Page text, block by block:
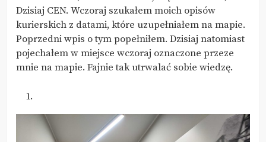
Dzisiaj CEN. Wczoraj szukałem moich opisów
kurierskich z datami, które uzupełniałem na mapie.
Poprzedni wpis o tym popełniłem. Dzisiaj natomiast
pojechałem w miejsce wczoraj oznaczone przeze
mnie na mapie. Fajnie tak utrwalać sobie wiedzę.